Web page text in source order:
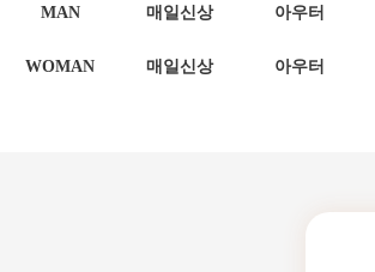
MAN 매일신상 아우터
WOMAN 매일신상 아우터